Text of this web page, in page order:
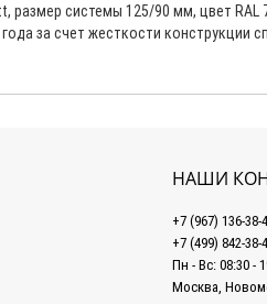
системы 125/90 мм, цвет RAL
за счет жесткости конструкции
НАШИ
+7 (967) 136-38-
+7 (499) 842-38-
Пн - Вс: 08:30 -
Москва,